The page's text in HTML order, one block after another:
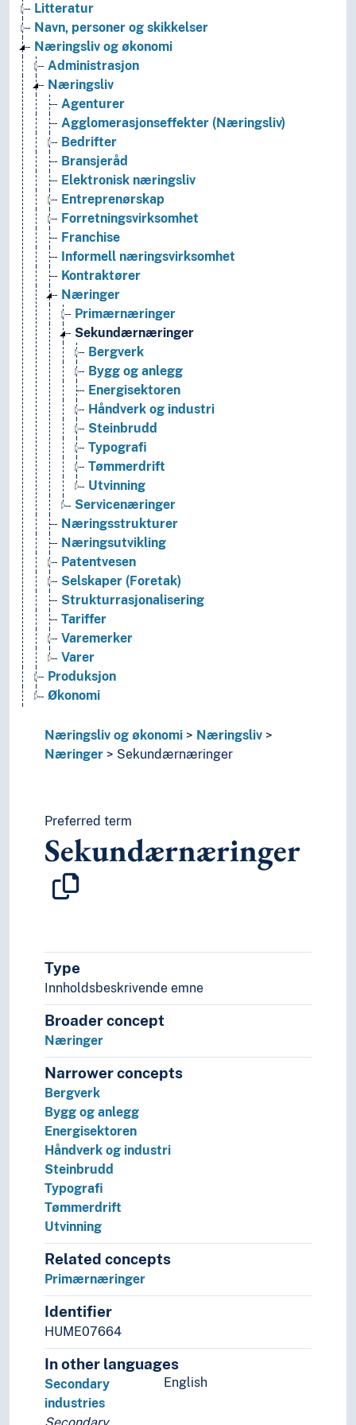
Litteratur
Navn, personer og skikkelser
Næringsliv og økonomi
Administrasjon
Næringsliv
Agenturer
Agglomerasjonseffekter (Næringsliv)
Bedrifter
Bransjeråd
Elektronisk næringsliv
Entreprenørskap
Forretningsvirksomhet
Franchise
Informell næringsvirksomhet
Kontraktører
Næringer
Primærnæringer
Sekundærnæringer
Bergverk
Bygg og anlegg
Energisektoren
Håndverk og industri
Steinbrudd
Typografi
Tømmerdrift
Utvinning
Servicenæringer
Næringsstrukturer
Næringsutvikling
Patentvesen
Selskaper (Foretak)
Strukturrasjonalisering
Tariffer
Varemerker
Varer
Produksjon
Økonomi
Psykologi
Realfag
Språk
Tid i enheter, stadier og perioder
Næringsliv og økonomi
Næringsliv
Næringer
Sekundærnæringer
Preferred term
Sekundærnæringer
Type
Innholdsbeskrivende emne
Broader concept
Næringer
Narrower concepts
Bergverk
Bygg og anlegg
Energisektoren
Håndverk og industri
Steinbrudd
Typografi
Tømmerdrift
Utvinning
Related concepts
Primærnæringer
Identifier
HUME07664
In other languages
English
Secondary
industries